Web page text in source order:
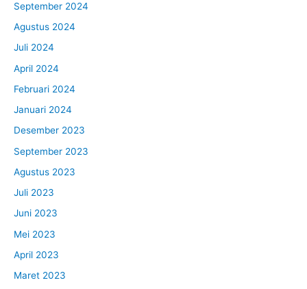
September 2024
Agustus 2024
Juli 2024
April 2024
Februari 2024
Januari 2024
Desember 2023
September 2023
Agustus 2023
Juli 2023
Juni 2023
Mei 2023
April 2023
Maret 2023